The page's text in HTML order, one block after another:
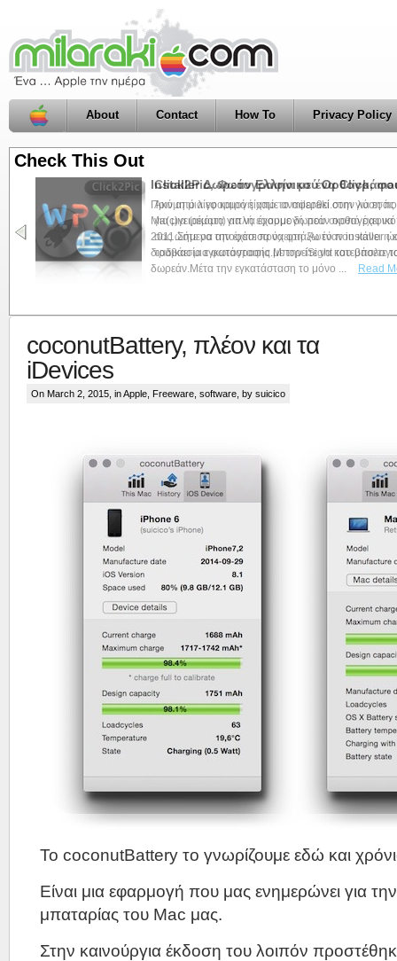
About Contact How To Privacy Policy
Check This Out
Installer Δωρεάν Ελληνικού
Πριν από λίγο καιρό είχαμε αναφερθεί στην λύση
Ma(c)γειρέματα για να έχουμε δωρεάν
2011.Σήμερα αποφάσισα να φτιάξω έναν installer
διαδικασία εγκατάστασης.Μπορείτε να
δωρεάν.Μέτα την εγκατάσταση το μόνο ...
Read
coconutBattery, πλέον και τα
iDevices
On March 2, 2015, inApple Freeware software , by suicico
Το coconutBattery το γνωρίζουμε εδώ και
Είναι μια εφαρμογή που μας ενημερώνει για
μπαταρίας του Mac μας.
Στην καινούργια έκδοση του λοιπόν